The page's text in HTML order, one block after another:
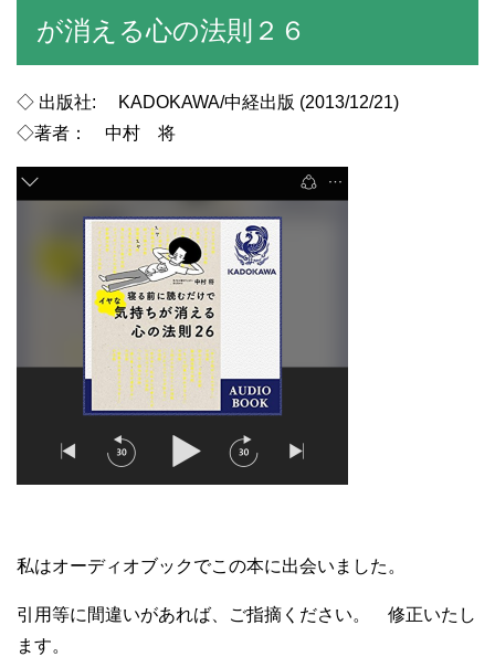
が消える心の法則２６
◇ 出版社: KADOKAWA/中経出版 (2013/12/21)
◇著者： 中村 将
私はオーディオブックでこの本に出会いました。
引用等に間違いがあれば、ご指摘ください。 修正いたし
ます。